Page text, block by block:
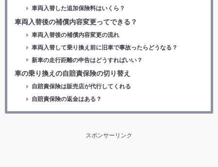
車両入替した追加保険料はいくら？
車両入替後の補償内容変更ってできる？
車両入替後の補償内容変更の流れ
車両入替して乗り換え前に旧車で事故ったらどうなる？
新車の走行距離の申告はどうすればいい？
車の乗り換えの自賠責保険の切り替え
自賠責保険は販売店が代行してくれる
自賠責保険の返金はある？
スポンサーリンク